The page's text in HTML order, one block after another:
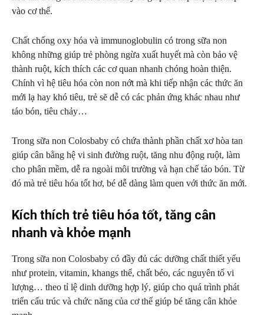
vào cơ thể.
Chất chống oxy hóa và immunoglobulin có trong sữa non
không những giúp trẻ phòng ngừa xuất huyết mà còn bảo vệ
thành ruột, kích thích các cơ quan nhanh chóng hoàn thiện.
Chính vì hệ tiêu hóa còn non nớt mà khi tiếp nhận các thức ăn
mới lạ hay khó tiêu, trẻ sẽ dễ có các phản ứng khác nhau như
táo bón, tiêu chảy…
Trong sữa non Colosbaby có chứa thành phần chất xơ hòa tan
giúp cân bằng hệ vi sinh đường ruột, tăng nhu động ruột, làm
cho phân mềm, dễ ra ngoài môi trường và hạn chế táo bón. Từ
đó mà trẻ tiêu hóa tốt hơ, bé dễ dàng làm quen với thức ăn mới.
Kích thích trẻ tiêu hóa tốt, tăng cân
nhanh và khỏe mạnh
Trong sữa non Colosbaby có đầy đủ các dưỡng chất thiết yếu
như protein, vitamin, khangs thể, chất béo, các nguyên tố vi
lượng… theo tỉ lệ dinh dưỡng hợp lý, giúp cho quá trình phát
triển cấu trúc và chức năng của cơ thể giúp bé tăng cân khỏe